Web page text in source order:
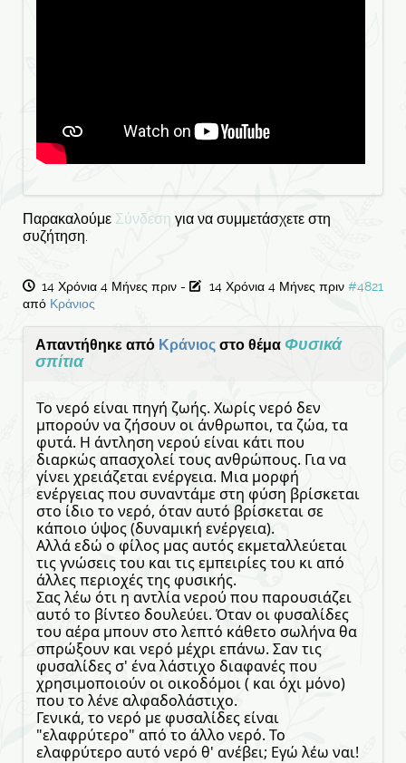
Παρακαλούμε Σύνδεση για να συμμετάσχετε στη
συζήτηση.
14 Χρόνια 4 Μήνες πριν - 14 Χρόνια 4 Μήνες πριν #4821
από Κράνιος
Απαντήθηκε από Κράνιος στο θέμα Φυσικά
σπίτια
Το νερό είναι πηγή ζωής. Χωρίς νερό δεν
μπορούν να ζήσουν οι άνθρωποι, τα ζώα, τα
φυτά. Η άντληση νερού είναι κάτι που
διαρκώς απασχολεί τους ανθρώπους. Για να
γίνει χρειάζεται ενέργεια. Μια μορφή
ενέργειας που συναντάμε στη φύση βρίσκεται
στο ίδιο το νερό, όταν αυτό βρίσκεται σε
κάποιο ύψος (δυναμική ενέργεια).
Αλλά εδώ ο φίλος μας αυτός εκμεταλλεύεται
τις γνώσεις του και τις εμπειρίες του κι από
άλλες περιοχές της φυσικής.
Σας λέω ότι η αντλία νερού που παρουσιάζει
αυτό το βίντεο δουλεύει. Όταν οι φυσαλίδες
του αέρα μπουν στο λεπτό κάθετο σωλήνα θα
σπρώξουν και νερό μέχρι επάνω. Σαν τις
φυσαλίδες σ' ένα λάστιχο διαφανές που
χρησιμοποιούν οι οικοδόμοι ( και όχι μόνο)
που το λένε αλφαδολάστιχο.
Γενικά, το νερό με φυσαλίδες είναι
"ελαφρύτερο" από το άλλο νερό. Το
ελαφρύτερο αυτό νερό θ' ανέβει; Εγώ λέω ναι!